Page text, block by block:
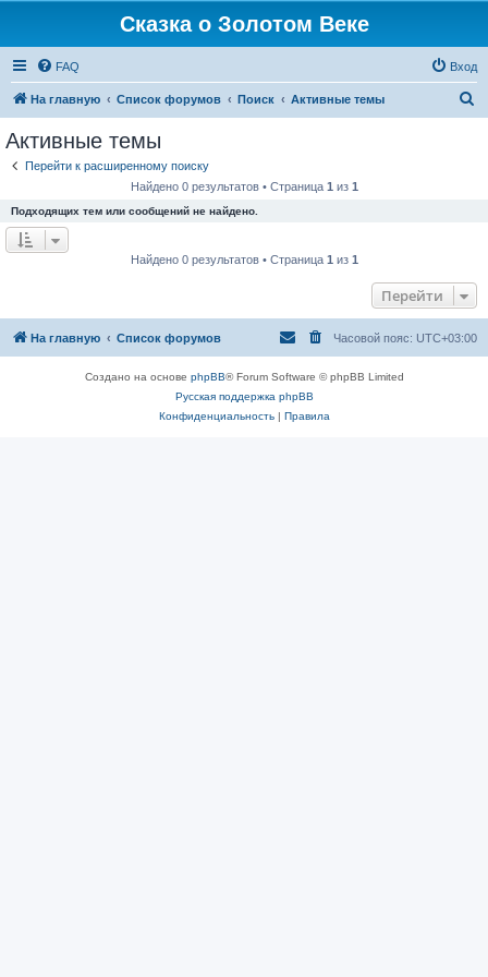
Сказка о Золотом Веке
FAQ Вход
На главную Список форумов Поиск Активные темы
Активные темы
Перейти к расширенному поиску
Найдено 0 результатов • Страница 1 из 1
Подходящих тем или сообщений не найдено.
Найдено 0 результатов • Страница 1 из 1
Перейти
На главную Список форумов Часовой пояс: UTC+03:00
Создано на основе phpBB® Forum Software © phpBB Limited
Русская поддержка phpBB
Конфиденциальность| Правила